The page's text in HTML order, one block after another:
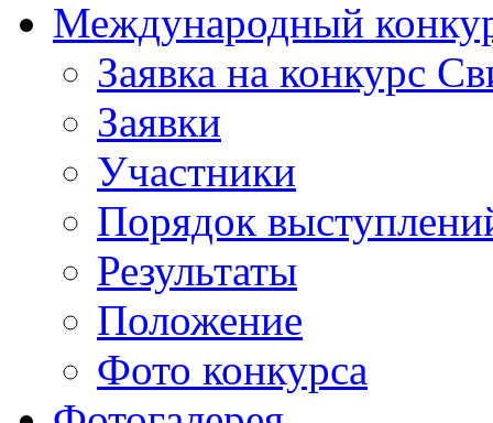
Международный
Заявка на конкурс
Заявки
Участники
Порядок
Результаты
Положение
Фото конкурса